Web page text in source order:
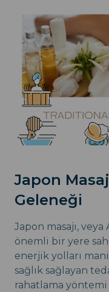
Japon
Geleneği
Japon masajı,
önemli bir yere
enerjik yolları
sağlık sağlayan
rahatlama yöntemi